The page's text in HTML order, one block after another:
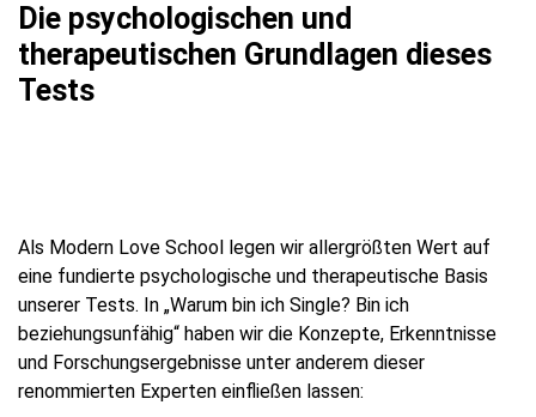
Die psychologischen und
therapeutischen Grundlagen dieses
Tests
Als Modern Love School legen wir allergrößten Wert auf
eine fundierte psychologische und therapeutische Basis
unserer Tests. In „Warum bin ich Single? Bin ich
beziehungsunfähig“ haben wir die Konzepte, Erkenntnisse
und Forschungsergebnisse unter anderem dieser
renommierten Experten einfließen lassen: